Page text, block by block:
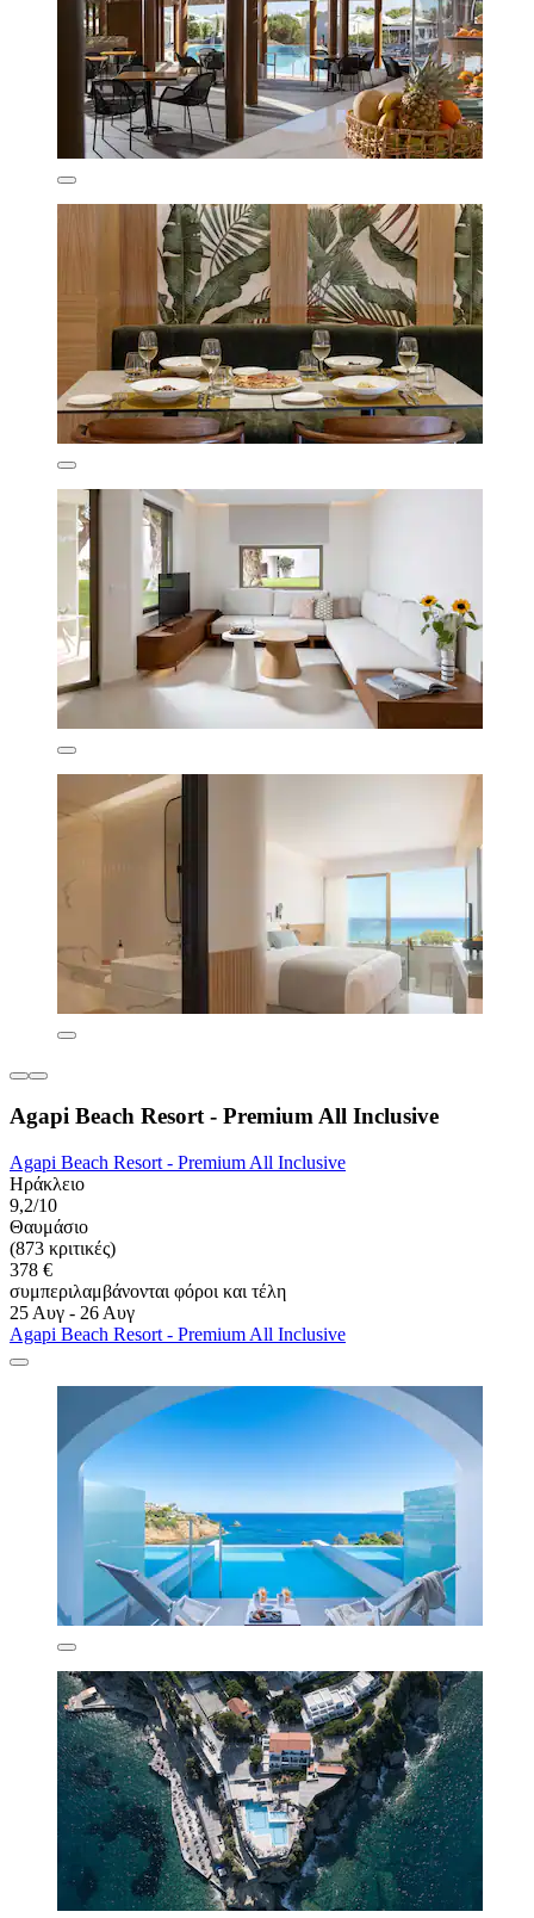
Agapi Beach Resort - Premium All Inclusive
Agapi Beach Resort - Premium All Inclusive
Ηράκλειο
9,2/10
Θαυμάσιο
(873 κριτικές)
378 €
συμπεριλαμβάνονται φόροι και τέλη
25 Αυγ - 26 Αυγ
Agapi Beach Resort - Premium All Inclusive